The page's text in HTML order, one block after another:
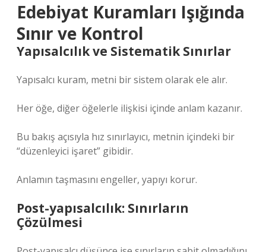
Edebiyat Kuramları Işığında
Sınır ve Kontrol
Yapısalcılık ve Sistematik Sınırlar
Yapısalcı kuram, metni bir sistem olarak ele alır.
Her öğe, diğer öğelerle ilişkisi içinde anlam kazanır.
Bu bakış açısıyla hız sınırlayıcı, metnin içindeki bir
“düzenleyici işaret” gibidir.
Anlamın taşmasını engeller, yapıyı korur.
Post-yapısalcılık: Sınırların
Çözülmesi